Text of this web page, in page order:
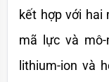
kết hợp với hai
mã lực và
lithium-ion và